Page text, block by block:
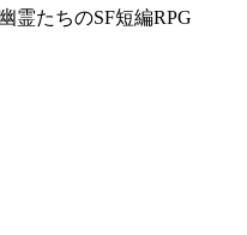
霊たちのSF短編RPG